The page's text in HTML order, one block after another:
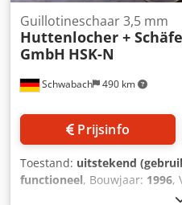
Schwabach 490 km
Guillotineschaar 3,5 mm
Huttenlocher +
GmbH HSK-N
Prijsinfo
Toestand: uitstekend
functioneel, Bouwjaar: 1996,
Dkjdpjzq Uvxofx Aixer -